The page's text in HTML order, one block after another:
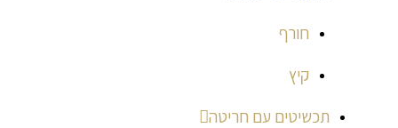
חורף
קיץ
תכשיטים עם חריטה